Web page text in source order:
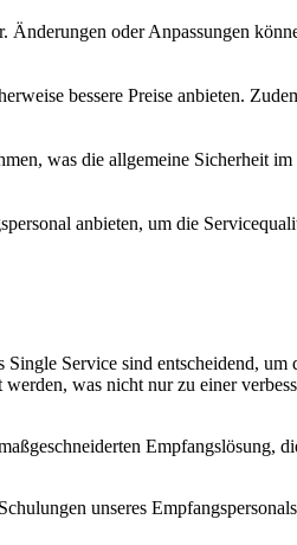
oder Anpassungen
bessere Preise anbieten.
was die allgemeine Sicherheit
anbieten, um die
Single Service sind entscheidend,
was nicht nur zu einer
Empfangslösung,
unseres